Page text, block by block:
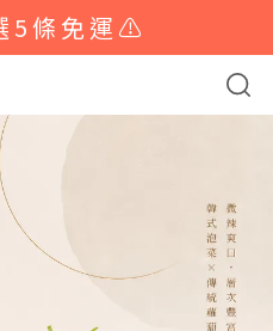
5 條 免 運 ⚠️